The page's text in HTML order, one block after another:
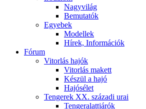
Nagyvilág
Bemutatók
Egyebek
Modellek
Hírek, Információk
Fórum
Vitorlás hajók
Vitorlás makett
Készül a hajó
Hajósélet
Tengerek XX. századi urai
Tengeralattjárók